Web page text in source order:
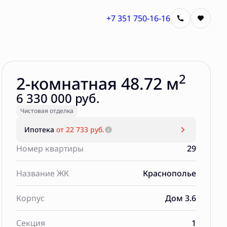
+7 351 750-16-16
Забронировать
2-комнатная 48.72 м2
6 330 000 руб.
Чистовая отделка
Ипотека от 22 733 руб.
Номер квартиры 29
Название ЖК Краснополье
Корпус Дом 3.6
Секция 1